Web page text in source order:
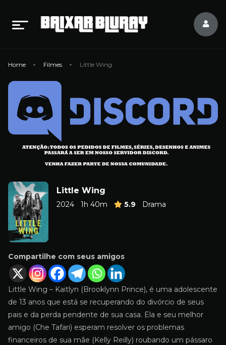
Home Filmes Little Wing
Little Wing
2024 1h 40m 5.9 Drama
Compartilhe com seus amigos
Little Wing – Kaitlyn (Brooklynn Prince), é uma adolescente
de 13 anos que está se recuperando do divórcio de seus
pais e da perda pendente de sua casa. Ela e seu melhor
amigo (Che Tafari) esperam resolver os problemas
financeiros de sua mãe (Kelly Reilly) roubando um pássaro